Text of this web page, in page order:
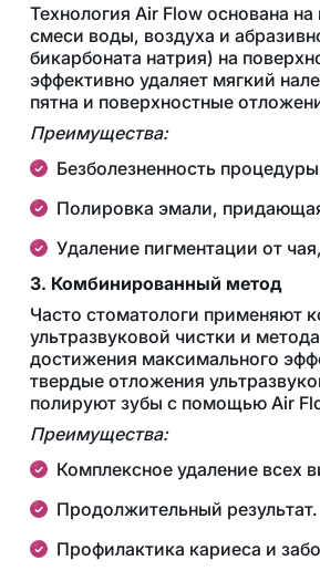
Технология Air Flow основана
смеси воды, воздуха и
бикарбоната натрия) на
эффективно удаляет мягкий
пятна и поверхностные
Преимущества:
Безболезненность
Полировка эмали,
Удаление пигментации от
3. Комбинированный метод
Часто стоматологи применяют
ультразвуковой чистки и
достижения максимального
твердые отложения
полируют зубы с помощью Air
Преимущества:
Комплексное удаление всех
Продолжительный результат.
Профилактика кариеса и